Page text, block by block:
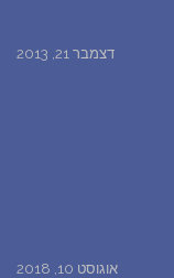
דצמבר 21, 2013
אוגוסט 10, 2018